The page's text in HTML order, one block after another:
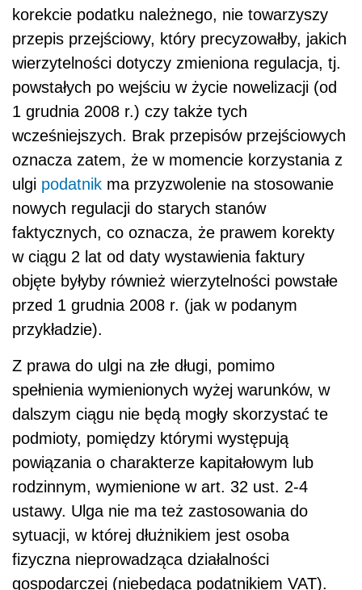
korekcie podatku należnego, nie towarzyszy
przepis przejściowy, który precyzowałby, jakich
wierzytelności dotyczy zmieniona regulacja, tj.
powstałych po wejściu w życie nowelizacji (od
1 grudnia 2008 r.) czy także tych
wcześniejszych. Brak przepisów przejściowych
oznacza zatem, że w momencie korzystania z
ulgi podatnik ma przyzwolenie na stosowanie
nowych regulacji do starych stanów
faktycznych, co oznacza, że prawem korekty
w ciągu 2 lat od daty wystawienia faktury
objęte byłyby również wierzytelności powstałe
przed 1 grudnia 2008 r. (jak w podanym
przykładzie).
Z prawa do ulgi na złe długi, pomimo
spełnienia wymienionych wyżej warunków, w
dalszym ciągu nie będą mogły skorzystać te
podmioty, pomiędzy którymi występują
powiązania o charakterze kapitałowym lub
rodzinnym, wymienione w art. 32 ust. 2-4
ustawy. Ulga nie ma też zastosowania do
sytuacji, w której dłużnikiem jest osoba
fizyczna nieprowadząca działalności
gospodarczej (niebędąca podatnikiem VAT).